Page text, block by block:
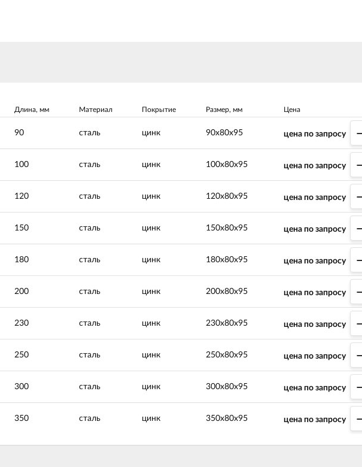
Длина, мм Материал Покрытие Размер, мм Цена
90 сталь цинк 90х80х95 цена по запросу
100 сталь цинк 100х80х95 цена по запросу
120 сталь цинк 120х80х95 цена по запросу
150 сталь цинк 150х80х95 цена по запросу
180 сталь цинк 180х80х95 цена по запросу
200 сталь цинк 200х80х95 цена по запросу
230 сталь цинк 230х80х95 цена по запросу
250 сталь цинк 250х80х95 цена по запросу
300 сталь цинк 300х80х95 цена по запросу
350 сталь цинк 350х80х95 цена по запросу